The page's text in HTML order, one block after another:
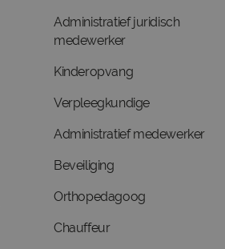
Administratief juridisch
medewerker
Kinderopvang
Verpleegkundige
Administratief medewerker
Beveiliging
Orthopedagoog
Chauffeur